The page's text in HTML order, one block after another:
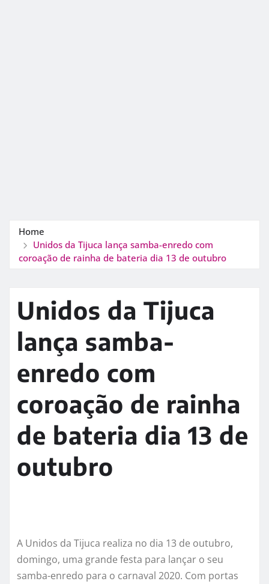
Home
Unidos da Tijuca lança samba-enredo com
coroação de rainha de bateria dia 13 de outubro
Unidos da Tijuca
lança samba-
enredo com
coroação de rainha
de bateria dia 13 de
outubro
A Unidos da Tijuca realiza no dia 13 de outubro,
domingo, uma grande festa para lançar o seu
samba-enredo para o carnaval 2020. Com portas